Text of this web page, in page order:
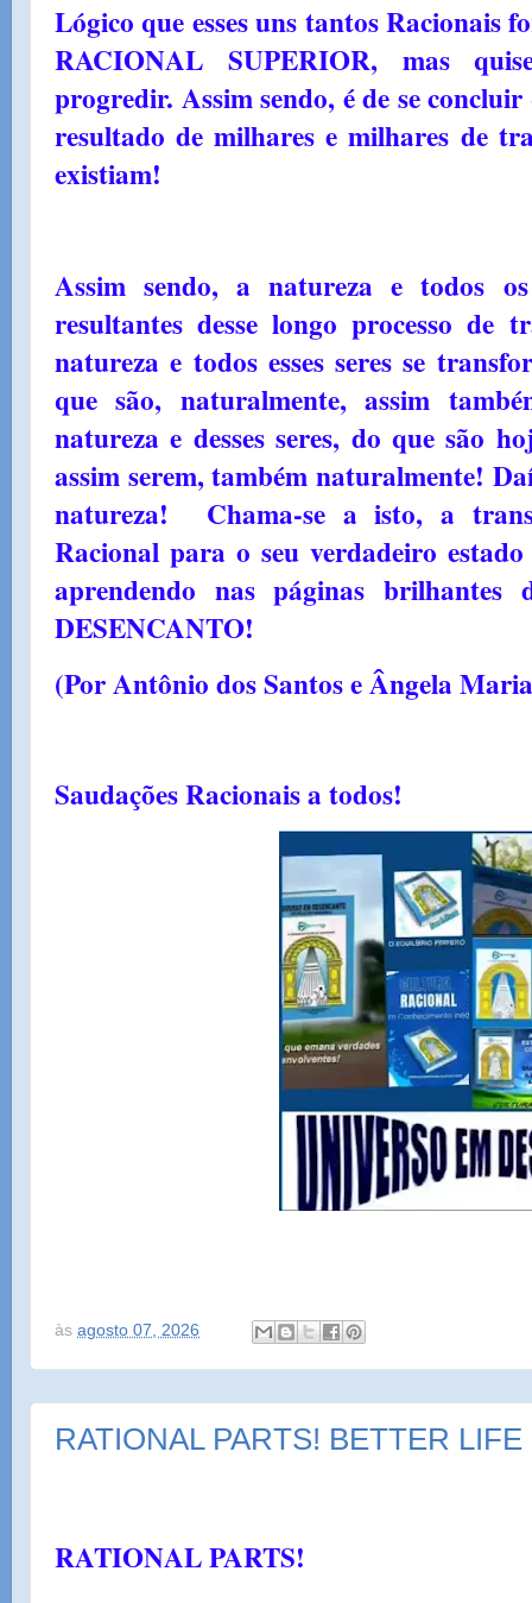
Lógico que esses uns tantos Racionais
RACIONAL SUPERIOR, mas
progredir. Assim sendo, é de se
resultado de milhares e milhares de
existiam!
Assim sendo, a natureza e todos
resultantes desse longo processo de
natureza e todos esses seres se
que são, naturalmente, assim
natureza e desses seres, do que são
assim serem, também naturalmente!
natureza! Chama-se a isto, a
Racional para o seu verdadeiro
aprendendo nas páginas
DESENCANTO!
(Por Antônio dos Santos e Ângela
Saudações Racionais a todos!
às agosto 07, 2026
RATIONAL PARTS! BETTER LIFE
RATIONAL PARTS!